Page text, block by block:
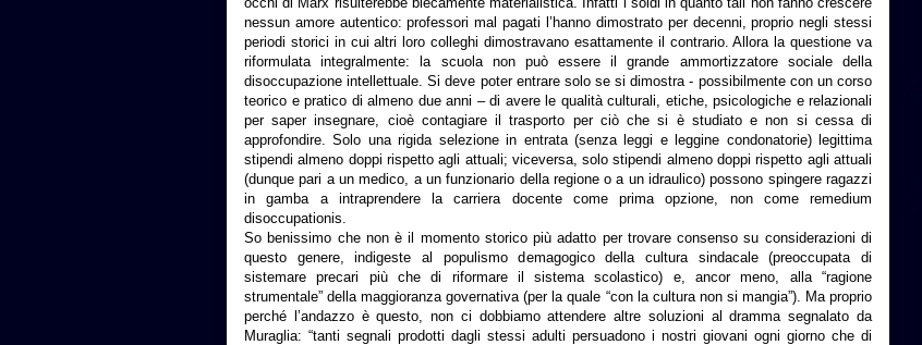
nessun amore autentico: professori mal pagati l’hanno dimostrato per decenni, proprio negli stessi
periodi storici in cui altri loro colleghi dimostravano esattamente il contrario. Allora la questione va
riformulata integralmente: la scuola non può essere il grande ammortizzatore sociale della
disoccupazione intellettuale. Si deve poter entrare solo se si dimostra - possibilmente con un corso
teorico e pratico di almeno due anni – di avere le qualità culturali, etiche, psicologiche e relazionali
per saper insegnare, cioè contagiare il trasporto per ciò che si è studiato e non si cessa di
approfondire. Solo una rigida selezione in entrata (senza leggi e leggine condonatorie) legittima
stipendi almeno doppi rispetto agli attuali; viceversa, solo stipendi almeno doppi rispetto agli attuali
(dunque pari a un medico, a un funzionario della regione o a un idraulico) possono spingere ragazzi
in gamba a intraprendere la carriera docente come prima opzione, non come remedium
disoccupationis.
So benissimo che non è il momento storico più adatto per trovare consenso su considerazioni di
questo genere, indigeste al populismo demagogico della cultura sindacale (preoccupata di
sistemare precari più che di riformare il sistema scolastico) e, ancor meno, alla “ragione
strumentale” della maggioranza governativa (per la quale “con la cultura non si mangia”). Ma proprio
perché l’andazzo è questo, non ci dobbiamo attendere altre soluzioni al dramma segnalato da
Muraglia: “tanti segnali prodotti dagli stessi adulti persuadono i nostri giovani ogni giorno che di